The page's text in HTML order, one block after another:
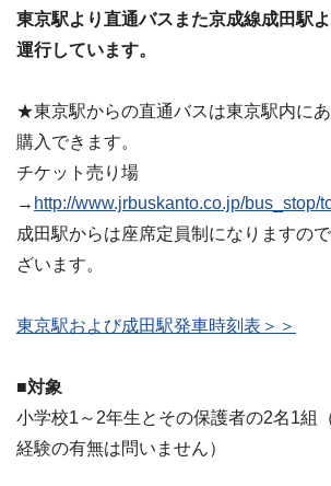
東京駅より直通バスまた京成線成田駅
運行しています。
★東京駅からの直通バスは東京駅内に
購入できます。
チケット売り場
→ http://www.jrbuskanto.co.jp/bus_stop/
成田駅からは座席定員制になりますの
ざいます。
東京駅および成田駅発車時刻表＞＞
■対象
小学校1～2年生とその保護者の2名1組
経験の有無は問いません）